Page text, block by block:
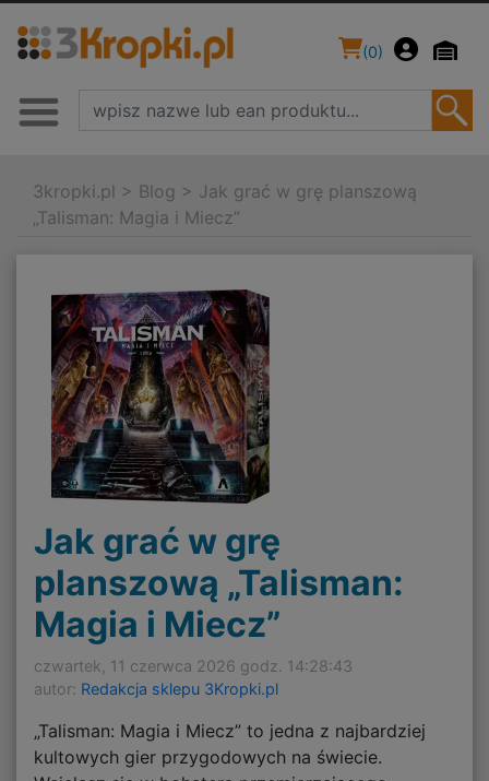
(0)
3kropki.pl > Blog > Jak grać w grę planszową
„Talisman: Magia i Miecz”
Jak grać w grę
planszową „Talisman:
Magia i Miecz”
czwartek, 11 czerwca 2026 godz. 14:28:43
autor: Redakcja sklepu 3Kropki.pl
„Talisman: Magia i Miecz” to jedna z najbardziej
kultowych gier przygodowych na świecie.